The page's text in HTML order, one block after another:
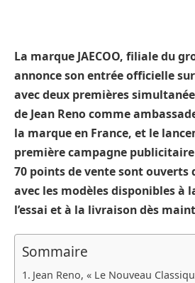
La marque JAECOO, filiale du
annonce son entrée officielle
avec deux premières
de Jean Reno comme
la marque en France, et le
première campagne
70 points de vente sont ouverts
avec les modèles disponibles à
l’essai et à la livraison dès
Sommaire
Jean Reno, « Le Nouveau